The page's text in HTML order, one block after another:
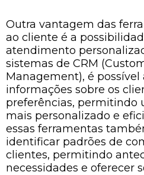
Outra vantagem das
ao cliente é a
atendimento
sistemas de CRM
Management), é
informações sobre os
preferências, permitindo
mais personalizado e
essas ferramentas
identificar padrões de
clientes, permitindo
necessidades e oferecer